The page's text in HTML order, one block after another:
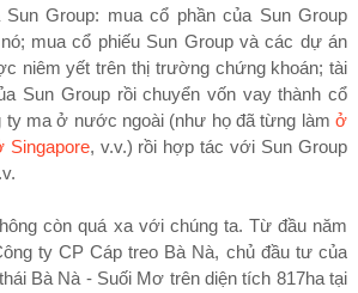
Group: mua cổ phần của Sun Group
mua cổ phiếu Sun Group và các dự án
niêm yết trên thị trường chứng khoán; tài
Sun Group rồi chuyển vốn vay thành cổ
ty ma ở nước ngoài (như họ đã từng làmở
Singapore, v.v.) rồi hợp tác với Sun Group
còn quá xa với chúng ta. Từ đầu năm
ty CP Cáp treo Bà Nà, chủ đầu tư của
Bà Nà - Suối Mơ trên diện tích 817ha tại